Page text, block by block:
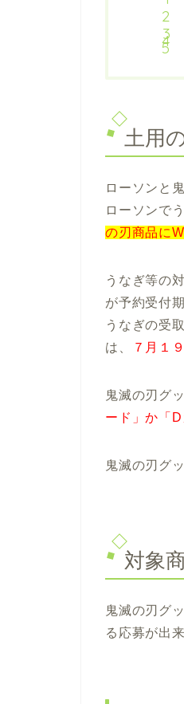
土用
ローソンと
ローソンで
の刃商品に
うなぎ等の
が予約受付
うなぎの受
は、
７月１
鬼滅の刃グ
ード」か「D
鬼滅の刃グ
対象
鬼滅の刃グ
る応募が出